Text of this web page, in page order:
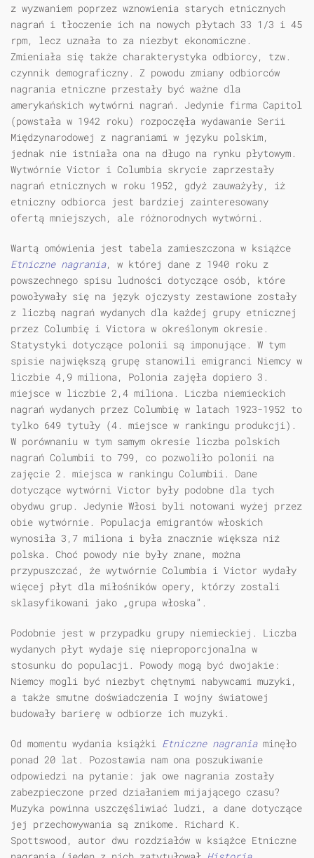
z wyzwaniem poprzez wznowienia starych etnicznych
nagrań i tłoczenie ich na nowych płytach 33 1/3 i 45
rpm, lecz uznała to za niezbyt ekonomiczne.
Zmieniała się także charakterystyka odbiorcy, tzw.
czynnik demograficzny. Z powodu zmiany odbiorców
nagrania etniczne przestały być ważne dla
amerykańskich wytwórni nagrań. Jedynie firma Capitol
(powstała w 1942 roku) rozpoczęła wydawanie Serii
Międzynarodowej z nagraniami w języku polskim,
jednak nie istniała ona na długo na rynku płytowym.
Wytwórnie Victor i Columbia skrycie zaprzestały
nagrań etnicznych w roku 1952, gdyż zauważyły, iż
etniczny odbiorca jest bardziej zainteresowany
ofertą mniejszych, ale różnorodnych wytwórni.
Wartą omówienia jest tabela zamieszczona w książce
Etniczne nagrania, w której dane z 1940 roku z
powszechnego spisu ludności dotyczące osób, które
powoływały się na język ojczysty zestawione zostały
z liczbą nagrań wydanych dla każdej grupy etnicznej
przez Columbię i Victora w określonym okresie.
Statystyki dotyczące polonii są imponujące. W tym
spisie największą grupę stanowili emigranci Niemcy w
liczbie 4,9 miliona, Polonia zajęła dopiero 3.
miejsce w liczbie 2,4 miliona. Liczba niemieckich
nagrań wydanych przez Columbię w latach 1923-1952 to
tylko 649 tytuły (4. miejsce w rankingu produkcji).
W porównaniu w tym samym okresie liczba polskich
nagrań Columbii to 799, co pozwoliło polonii na
zajęcie 2. miejsca w rankingu Columbii. Dane
dotyczące wytwórni Victor były podobne dla tych
obydwu grup. Jedynie Włosi byli notowani wyżej przez
obie wytwórnie. Populacja emigrantów włoskich
wynosiła 3,7 miliona i była znacznie większa niż
polska. Choć powody nie były znane, można
przypuszczać, że wytwórnie Columbia i Victor wydały
więcej płyt dla miłośników opery, którzy zostali
sklasyfikowani jako „grupa włoska”.
Podobnie jest w przypadku grupy niemieckiej. Liczba
wydanych płyt wydaje się nieproporcjonalna w
stosunku do populacji. Powody mogą być dwojakie:
Niemcy mogli być niezbyt chętnymi nabywcami muzyki,
a także smutne doświadczenia I wojny światowej
budowały barierę w odbiorze ich muzyki.
Od momentu wydania książki Etniczne nagraniaminęło
ponad 20 lat. Pozostawia nam ona poszukiwanie
odpowiedzi na pytanie: jak owe nagrania zostały
zabezpieczone przed działaniem mijającego czasu?
Muzyka powinna uszczęśliwiać ludzi, a dane dotyczące
jej przechowywania są znikome. Richard K.
Spottswood, autor dwu rozdziałów w książce Etniczne